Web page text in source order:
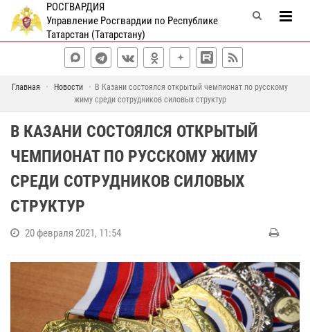
РОСГВАРДИЯ
Управление Росгвардии по Республике
Татарстан (Татарстану)
Главная Новости
В Казани состоялся открытый чемпионат по русскому
жиму среди сотрудников силовых структур
В КАЗАНИ СОСТОЯЛСЯ ОТКРЫТЫЙ
ЧЕМПИОНАТ ПО РУССКОМУ ЖИМУ
СРЕДИ СОТРУДНИКОВ СИЛОВЫХ
СТРУКТУР
20 февраля 2021, 11:54